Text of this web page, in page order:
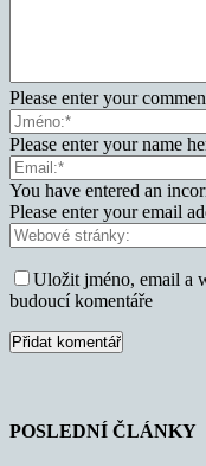
Please enter your
Please enter your name
You have entered an
Please enter your email
Uložit jméno, email a
budoucí komentáře
POSLEDNÍ ČLÁNKY